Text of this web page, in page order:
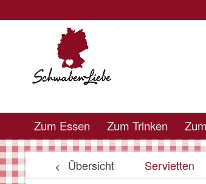
Zum Essen Zum Trinken
Übersicht Servietten